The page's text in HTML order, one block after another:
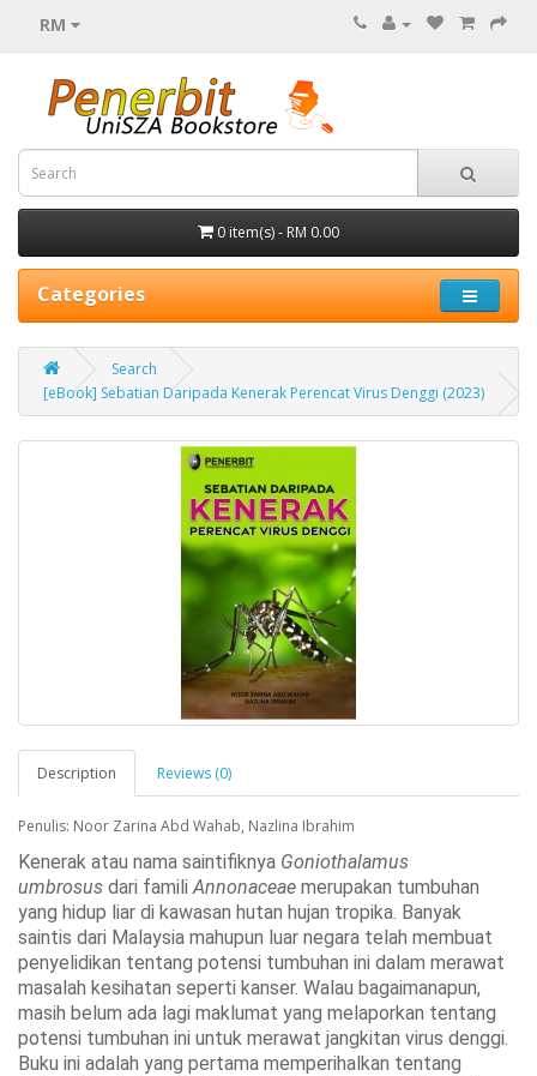
RM
0 item(s) - RM 0.00
Categories
Search
[eBook] Sebatian Daripada Kenerak Perencat Virus Denggi (2023)
Description Reviews (0)
Penulis: Noor Zarina Abd Wahab, Nazlina Ibrahim
Kenerak atau nama saintifiknya Goniothalamus
umbrosus dari famili Annonaceae merupakan tumbuhan
yang hidup liar di kawasan hutan hujan tropika. Banyak
saintis dari Malaysia mahupun luar negara telah membuat
penyelidikan tentang potensi tumbuhan ini dalam merawat
masalah kesihatan seperti kanser. Walau bagaimanapun,
masih belum ada lagi maklumat yang melaporkan tentang
potensi tumbuhan ini untuk merawat jangkitan virus denggi.
Buku ini adalah yang pertama memperihalkan tentang